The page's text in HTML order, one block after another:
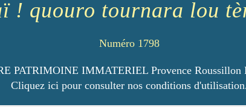
! quouro tournara lou
Numéro 1798
PATRIMOINE IMMATERIEL Provence Roussillon
Cliquez ici pour consulter nos conditions